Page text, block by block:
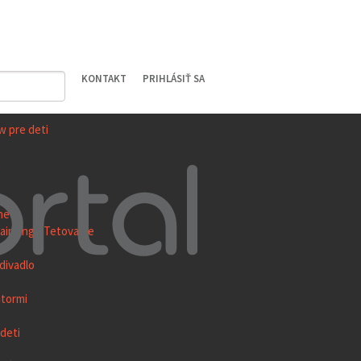
KONTAKT PRIHLÁSIŤ SA
pre deti
/ Tetovanie